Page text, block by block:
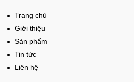
Trang chủ
Giới thiệu
Sản phẩm
Tin tức
Liên hệ